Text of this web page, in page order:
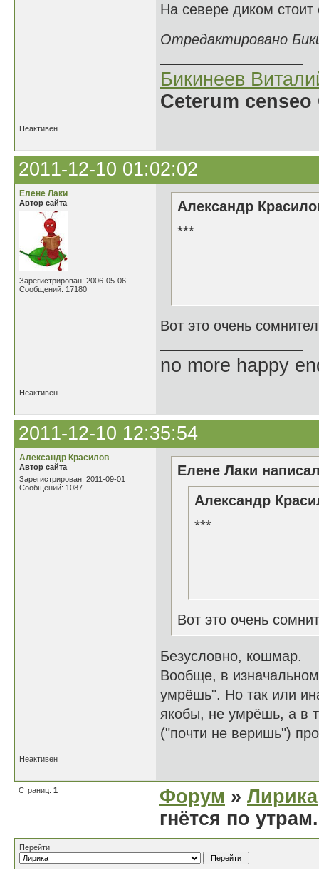
На севере диком
Отредактировано
Бикинеев
Ceterum
Неактивен
2011-12-10 01:02:02
Елене Лаки
Автор сайта
Зарегистрирован: 2006-05-06
Сообщений: 17180
Александр
***
Вот это очень
no more happy
Неактивен
2011-12-10 12:35:54
Александр Красилов
Автор сайта
Зарегистрирован: 2011-09-01
Сообщений: 1087
Елене Лаки
Александр
***
Вот это очень
Безусловно, кошмар.
Вообще, в
умрёшь". Но так или
якобы, не умрёшь, а в
("почти не веришь")
Неактивен
Страниц: 1 Форум » Лирика
гнётся по
Перейти